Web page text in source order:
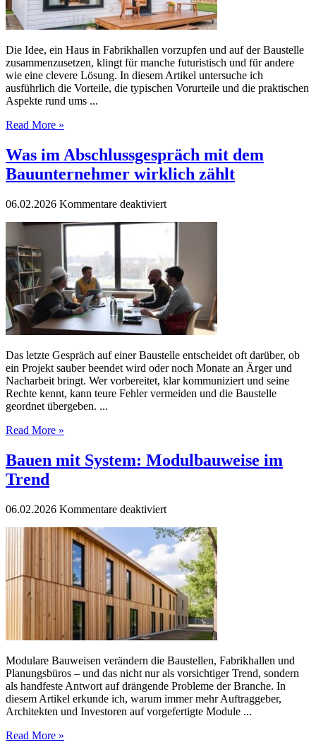
Die Idee, ein Haus in Fabrikhallen vorzupfen und auf der Baustelle
zusammenzusetzen, klingt für manche futuristisch und für andere
wie eine clevere Lösung. In diesem Artikel untersuche ich
ausführlich die Vorteile, die typischen Vorurteile und die praktischen
Aspekte rund ums ...
Read More »
Was im Abschlussgespräch mit dem
Bauunternehmer wirklich zählt
06.02.2026 Kommentare deaktiviertfür
Abschlussgespräch
mit
dem
Bauunternehmer
wirklich
zählt
Das letzte Gespräch auf einer Baustelle entscheidet oft darüber, ob
ein Projekt sauber beendet wird oder noch Monate an Ärger und
Nacharbeit bringt. Wer vorbereitet, klar kommuniziert und seine
Rechte kennt, kann teure Fehler vermeiden und die Baustelle
geordnet übergeben. ...
Read More »
Bauen mit System: Modulbauweise im
Trend
06.02.2026 Kommentare deaktiviertfür
mit
System:
Modulbauweise
im
Trend
Modulare Bauweisen verändern die Baustellen, Fabrikhallen und
Planungsbüros – und das nicht nur als vorsichtiger Trend, sondern
als handfeste Antwort auf drängende Probleme der Branche. In
diesem Artikel erkunde ich, warum immer mehr Auftraggeber,
Architekten und Investoren auf vorgefertigte Module ...
Read More »